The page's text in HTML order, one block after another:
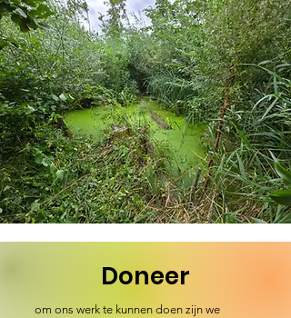
Doneer
om ons werk te kunnen doen zijn we